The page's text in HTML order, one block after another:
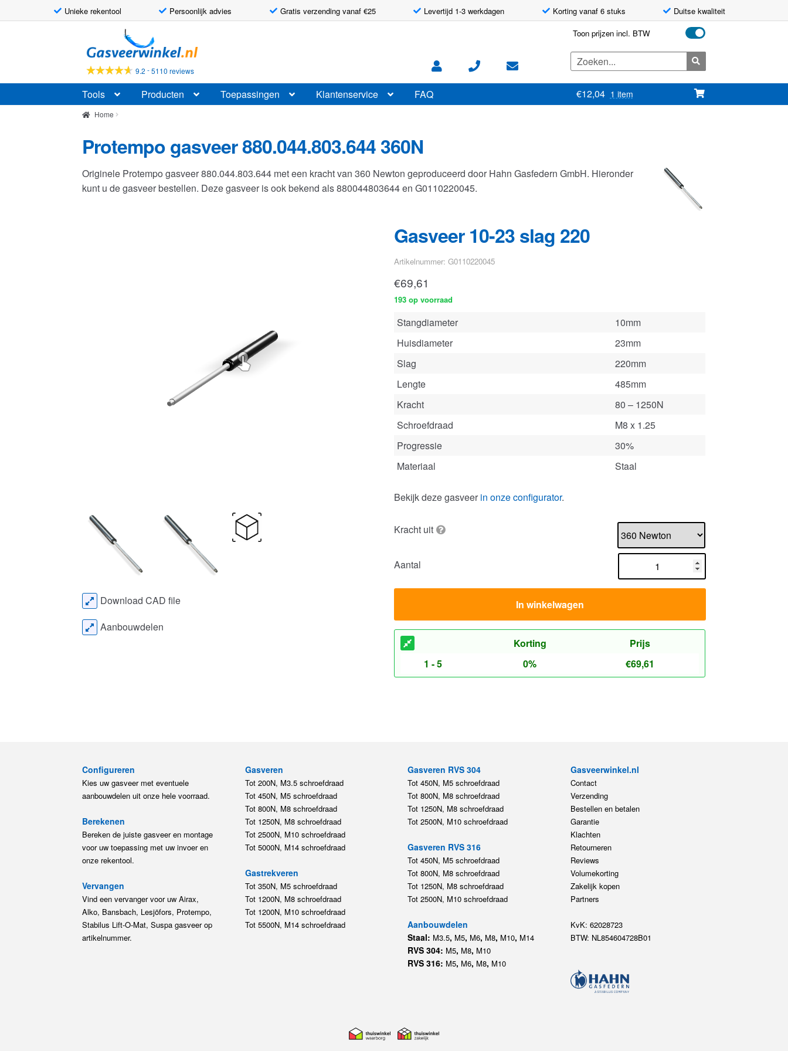
Unieke rekentool Persoonlijk advies Gratis verzending vanaf €25 Levertijd 1-3 werkdagen Korting vanaf 6 stuks Duitse kwaliteit
door
naar
navigatie
naar
de
inhoud
9.2 -5110 reviews
Toon prijzen incl. BTW
Zoeken
naar:
Tools Producten Toepassingen Klantenservice FAQ €12,04 1 item
Home
Protempo gasveer 880.044.803.644 360N
Originele Protempo gasveer 880.044.803.644 met een kracht van 360 Newton geproduceerd door Hahn Gasfedern GmbH. Hieronder
kunt u de gasveer bestellen. Deze gasveer is ook bekend als 880044803644 en G0110220045.
Gasveer 10-23 slag 220
Artikelnummer: G0110220045
€69,61
193 op voorraad
Stangdiameter
10mm
Huisdiameter
23mm
Slag
220mm
Lengte
485mm
Kracht
80 – 1250N
Schroefdraad
M8 x 1.25
Progressie
30%
Materiaal
Staal
Bekijk deze gasveer in onze configurator.
Kracht uit
Aantal
In winkelwagen
Korting
Prijs
1 - 5
0% €69,61
Download CAD file
Aanbouwdelen
Configureren
Kies uw gasveer met eventuele
aanbouwdelen uit onze hele voorraad.
Berekenen
Bereken de juiste gasveer en montage
voor uw toepassing met uw invoer en
onze rekentool.
Vervangen
Vind een vervanger voor uw Airax,
Alko, Bansbach, Lesjöfors, Protempo,
Stabilus Lift-O-Mat, Suspa gasveer op
artikelnummer.
Gasveren
Tot 200N, M3.5 schroefdraad
Tot 450N, M5 schroefdraad
Tot 800N, M8 schroefdraad
Tot 1250N, M8 schroefdraad
Tot 2500N, M10 schroefdraad
Tot 5000N, M14 schroefdraad
Gastrekveren
Tot 350N, M5 schroefdraad
Tot 1200N, M8 schroefdraad
Tot 1200N, M10 schroefdraad
Tot 5500N, M14 schroefdraad
Gasveren RVS 304
Tot 450N, M5 schroefdraad
Tot 800N, M8 schroefdraad
Tot 1250N, M8 schroefdraad
Tot 2500N, M10 schroefdraad
Gasveren RVS 316
Tot 450N, M5 schroefdraad
Tot 800N, M8 schroefdraad
Tot 1250N, M8 schroefdraad
Tot 2500N, M10 schroefdraad
Aanbouwdelen
Staal: M3.5, M5, M6, M8, M10, M14
RVS 304: M5, M8, M10
RVS 316: M5, M6, M8, M10
Gasveerwinkel.nl
Contact
Verzending
Bestellen en betalen
Garantie
Klachten
Retourneren
Reviews
Volumekorting
Zakelijk kopen
Partners
KvK: 62028723
BTW: NL854604728B01